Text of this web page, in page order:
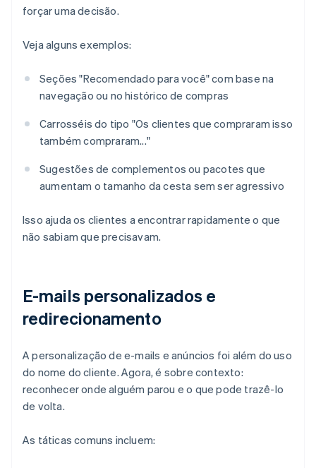
forçar uma decisão.
Veja alguns exemplos:
Seções "Recomendado para você" com base na
navegação ou no histórico de compras
Carrosséis do tipo "Os clientes que compraram isso
também compraram..."
Sugestões de complementos ou pacotes que
aumentam o tamanho da cesta sem ser agressivo
Isso ajuda os clientes a encontrar rapidamente o que
não sabiam que precisavam.
E-mails personalizados e
redirecionamento
A personalização de e-mails e anúncios foi além do uso
do nome do cliente. Agora, é sobre contexto:
reconhecer onde alguém parou e o que pode trazê-lo
de volta.
As táticas comuns incluem: